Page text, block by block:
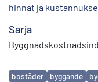
hinnat ja
Sarja
Avainsanat
bostäder byggande